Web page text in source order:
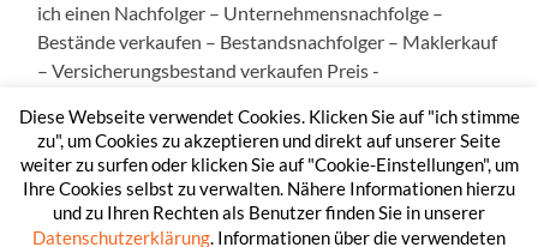
ich einen Nachfolger – Unternehmensnachfolge –
Bestände verkaufen – Bestandsnachfolger – Maklerkauf
– Versicherungsbestand verkaufen Preis -
Diese Webseite verwendet Cookies. Klicken Sie auf "ich stimme
zu", um Cookies zu akzeptieren und direkt auf unserer Seite
weiter zu surfen oder klicken Sie auf "Cookie-Einstellungen", um
Ihre Cookies selbst zu verwalten. Nähere Informationen hierzu
und zu Ihren Rechten als Benutzer finden Sie in unserer
Datenschutzerklärung . Informationen über die verwendeten